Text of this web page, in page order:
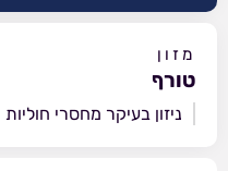
מזון
טורף
ניזון בעיקר מחסרי חוליות